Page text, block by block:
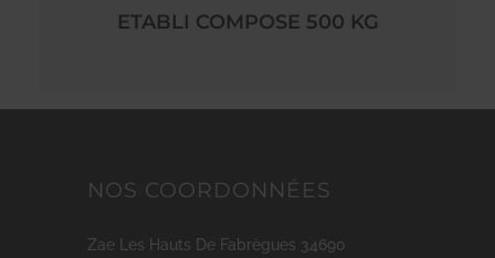
ETABLI COMPOSE 500 KG
NOS COORDONNÉES
Zae Les Hauts De Fabrègues 34690